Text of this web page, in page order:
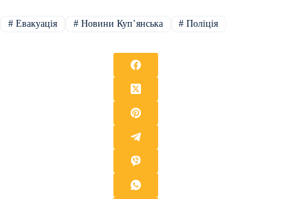
#Евакуація #Новини Купʼянська # Поліція